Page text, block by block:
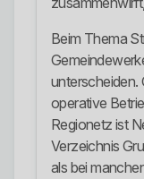
Beim Thema
unterscheiden.
operative
Regionetz ist
Verzeichnis
als bei